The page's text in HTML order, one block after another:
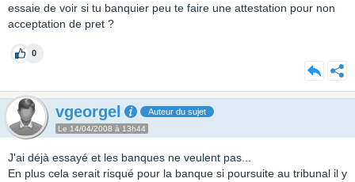
essaie de voir si tu banquier peu te faire une attestation pour non
acceptation de pret ?
0
vgeorgel Auteur du sujet
Le 14/04/2008 à 13h44
J'ai déjà essayé et les banques ne veulent pas...
En plus cela serait risqué pour la banque si poursuite au tribunal il y